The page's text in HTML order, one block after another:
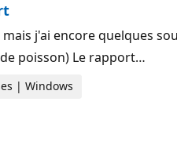
j'ai encore quelques
poisson) Le rapport…
| Windows